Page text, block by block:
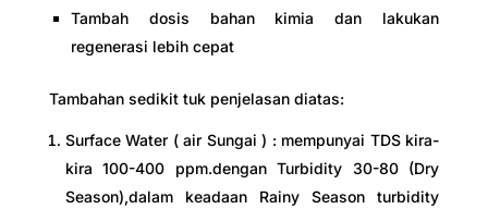
Tambah dosis bahan kimia dan lakukan
regenerasi lebih cepat
Tambahan sedikit tuk penjelasan diatas:
Surface Water ( air Sungai ) : mempunyai TDS kira-
kira 100-400 ppm.dengan Turbidity 30-80 (Dry
Season),dalam keadaan Rainy Season turbidity